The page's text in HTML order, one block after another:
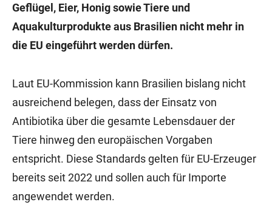
Geflügel, Eier, Honig sowie Tiere und
Aquakulturprodukte aus Brasilien nicht mehr in
die EU eingeführt werden dürfen.
Laut EU-Kommission kann Brasilien bislang nicht
ausreichend belegen, dass der Einsatz von
Antibiotika über die gesamte Lebensdauer der
Tiere hinweg den europäischen Vorgaben
entspricht. Diese Standards gelten für EU-Erzeuger
bereits seit 2022 und sollen auch für Importe
angewendet werden.